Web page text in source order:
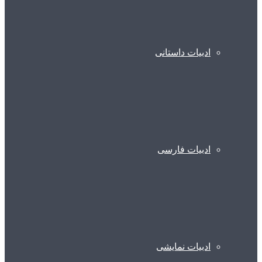
ادبیات داستانی
ادبیات فارسی
ادبیات نمایشی